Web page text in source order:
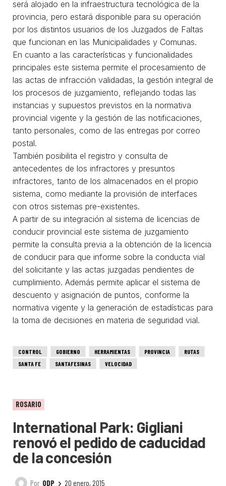
será alojado en la infraestructura tecnológica de la
provincia, pero estará disponible para su operación
por los distintos usuarios de los Juzgados de Faltas
que funcionan en las Municipalidades y Comunas.
En cuanto a las características y funcionalidades
principales este sistema permite el procesamiento de
las actas de infracción validadas, la gestión integral de
los procesos de juzgamiento, reflejando todas las
instancias y supuestos previstos en la normativa
provincial vigente y la gestión de las notificaciones,
tanto personales, como de las entregas por correo
postal.
También posibilita el registro y consulta de
antecedentes de los infractores y presuntos
infractores, tanto de los almacenados en el propio
sistema, como mediante la provisión de interfaces
con otros sistemas pre-existentes.
A partir de su integración al sistema de licencias de
conducir provincial este sistema de juzgamiento
permite la consulta previa a la obtención de la licencia
de conducir para que informe sobre la conducta vial
del solicitante y las actas juzgadas pendientes de
cumplimiento. Además permite aplicar el sistema de
descuento y asignación de puntos, conforme la
normativa vigente y la generación de estadísticas para
la toma de decisiones en materia de seguridad vial.
CONTROL GOBIERNO HERRAMIENTAS PROVINCIA
RUTAS
SANTA FE
SANTAFESINAS VELOCIDAD